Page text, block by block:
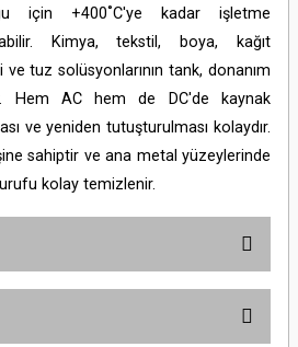
için +400˚C'ye kadar işletme
Kimya, tekstil, boya, kağıt
tuz solüsyonlarının tank, donanım
Hem AC hem de DC'de kaynak
ve yeniden tutuşturulması kolaydır.
sahiptir ve ana metal yüzeylerinde
kolay temizlenir.